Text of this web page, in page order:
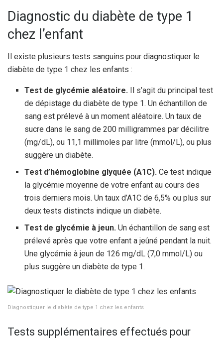
Diagnostic du diabète de type 1
chez l’enfant
Il existe plusieurs tests sanguins pour diagnostiquer le
diabète de type 1 chez les enfants :
Test de glycémie aléatoire. Il s’agit du principal test
de dépistage du diabète de type 1. Un échantillon de
sang est prélevé à un moment aléatoire. Un taux de
sucre dans le sang de 200 milligrammes par décilitre
(mg/dL), ou 11,1 millimoles par litre (mmol/L), ou plus
suggère un diabète.
Test d’hémoglobine glyquée (A1C). Ce test indique
la glycémie moyenne de votre enfant au cours des
trois derniers mois. Un taux d’A1C de 6,5% ou plus sur
deux tests distincts indique un diabète.
Test de glycémie à jeun. Un échantillon de sang est
prélevé après que votre enfant a jeûné pendant la nuit.
Une glycémie à jeun de 126 mg/dL (7,0 mmol/L) ou
plus suggère un diabète de type 1.
Diagnostiquer le diabète de type 1 chez les enfants
Tests supplémentaires effectués pour